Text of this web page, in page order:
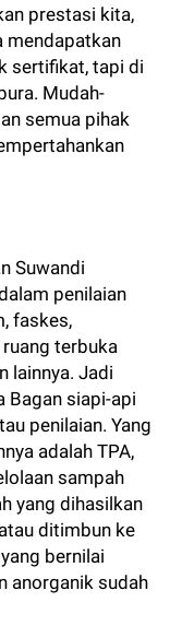
prestasi kita,
mendapatkan
sertifikat, tapi di
Mudah-
semua pihak
Suwandi
penilaian
faskes,
terbuka
lainnya. Jadi
Bagan siapi-api
penilaian. Yang
adalah TPA,
sampah
yang dihasilkan
ditimbun ke
bernilai
anorganik sudah